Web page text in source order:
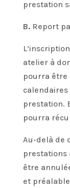
prestation
B.Report
atelier à
pourra être
prestation.
pourra
Au-delà de
prestations
être
et